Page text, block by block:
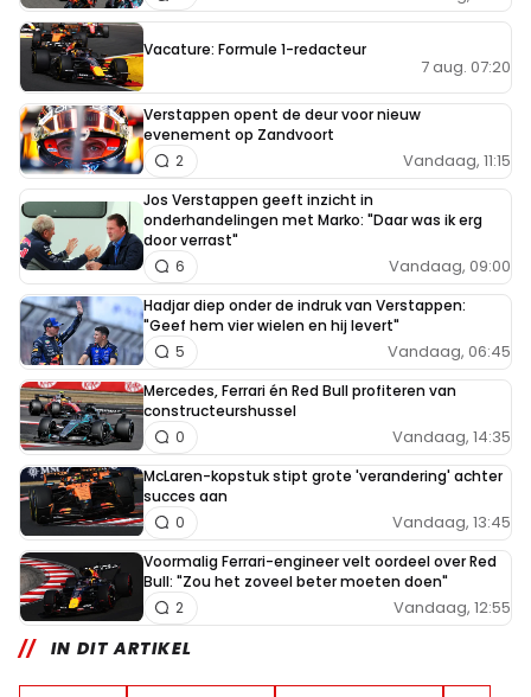
Vacature: Formule 1-redacteur
7 aug. 07:20
Verstappen opent de deur voor nieuw
evenement op Zandvoort
Vandaag, 11:15
2
Jos Verstappen geeft inzicht in
onderhandelingen met Marko: "Daar was ik erg
door verrast"
Vandaag, 09:00
6
Hadjar diep onder de indruk van Verstappen:
"Geef hem vier wielen en hij levert"
Vandaag, 06:45
5
Mercedes, Ferrari én Red Bull profiteren van
constructeurshussel
Vandaag, 14:35
0
McLaren-kopstuk stipt grote 'verandering' achter
succes aan
Vandaag, 13:45
0
Voormalig Ferrari-engineer velt oordeel over Red
Bull: "Zou het zoveel beter moeten doen"
Vandaag, 12:55
2
IN DIT ARTIKEL